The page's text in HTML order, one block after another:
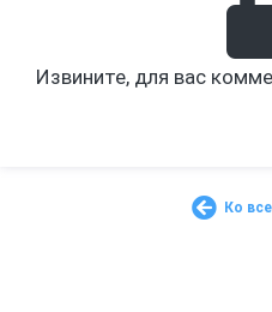
Извините, для вас
Ко